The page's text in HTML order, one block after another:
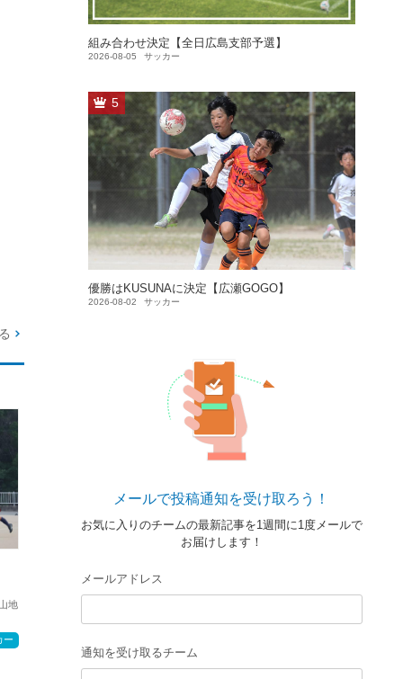
地
ー
組み合わせ決定【全日広島支部予選】
2026-08-05 サッカー
5
優勝はKUSUNAに決定【広瀬GOGO】
2026-08-02 サッカー
メールで投稿通知を受け取ろう！
お気に入りのチームの最新記事を1週間に1度メールで
お届けします！
メールアドレス
通知を受け取るチーム